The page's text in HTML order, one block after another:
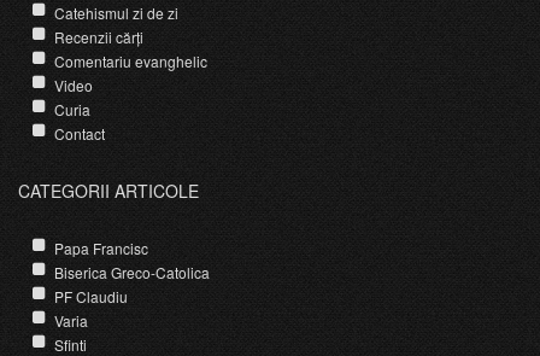
Catehismul zi de zi
Recenzii cărți
Comentariu evanghelic
Video
Curia
Contact
CATEGORII ARTICOLE
Papa Francisc
Biserica Greco-Catolica
PF Claudiu
Varia
Sfinti